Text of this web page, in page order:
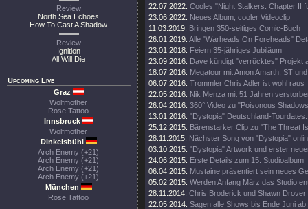
Review
North Sea Echoes
How To Cast A Shadow
Review
Ignition
All Will Die
Upcoming Live
Graz
Wolfmother
Rose Tattoo
Innsbruck
Wolfmother
Dinkelsbühl
Arch Enemy (+21)
Arch Enemy (+21)
Arch Enemy (+21)
Arch Enemy (+21)
München
Rose Tattoo
22.07.2022: Cooles "Night Stalkers: Chapter II
23.06.2022: Neues Album, cooler Videoclip
11.03.2019: Bringen 350-seitiges Comic-Buch
26.01.2019: Alle "Warheads On Foreheads"
23.01.2018: Feiern 35-jähriges Jubiläum
23.09.2016: Dave kündigt "verrücktes" Projekt
18.07.2016: Megatour mit Amon Amarth, ST
06.07.2016: Trommler Chris Adler ist wohl raus
22.05.2016: Nik Menza mit 51 Jahren
26.04.2016: 360° Video zu "Poisonous
13.01.2016: "Dystopia" Deutschland-Tourdates.
25.12.2015: Bärenstarker Clip zu "The Threat
28.11.2015: Nächster Song von "Dystopia"
03.10.2015: "Dystopia" Artwork und erster
24.06.2015: Erste Details zum 15. Studioalbum
06.04.2015: Mustaine präsentiert sein neues
05.02.2015: Werden Anfang März das Studio
28.11.2014: Chris Broderick und Shawn
22.05.2014: Sagen alle Shows bis Ende Juni ab.